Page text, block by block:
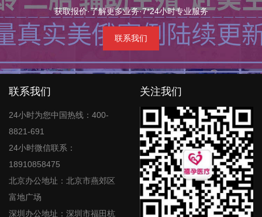
获取报价·了解更多业务·7*24小时专业服务
联系我们
联系我们
24小时为您中国热线：400-
8821-691
24小时微信联系：
18910858475
北京办公地址：北京市燕郊区
富地广场
深圳办公地址：深圳市福田杭
关注我们